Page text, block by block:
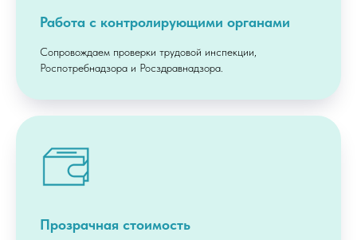
Работа с контролирующими органами
Сопровождаем проверки трудовой инспекции,
Роспотребнадзора и Росздравнадзора.
Прозрачная стоимость